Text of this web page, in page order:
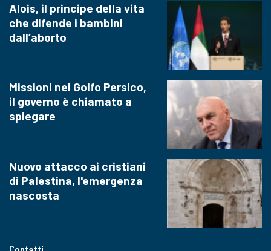
Alois, il principe della vita
che difende i bambini
dall’aborto
Missioni nel Golfo Persico,
il governo è chiamato a
spiegare
Nuovo attacco ai cristiani
di Palestina, l'emergenza
nascosta